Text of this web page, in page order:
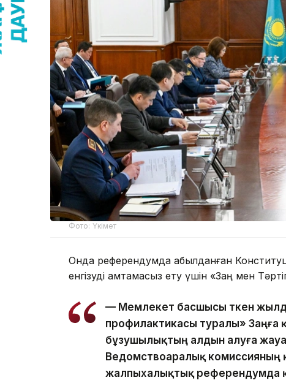
Фото: Үкімет
Онда референдумда қабылданған
енгізуді қамтамасыз ету үшін «Заң мен
— Мемлекет басшысы өткен
профилактикасы туралы» Заңға
бұзушылықтың алдын алуға
Ведомствоаралық комиссияның
жалпыхалықтық референдумда